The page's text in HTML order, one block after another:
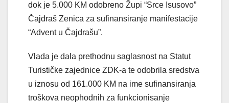
dok je 5.000 KM odobreno Župi “Srce Isusovo”
Čajdraš Zenica za sufinansiranje manifestacije
“Advent u Čajdrašu”.
Vlada je dala prethodnu saglasnost na Statut
Turističke zajednice ZDK-a te odobrila sredstva
u iznosu od 161.000 KM na ime sufinansiranja
troškova neophodnih za funkcionisanje